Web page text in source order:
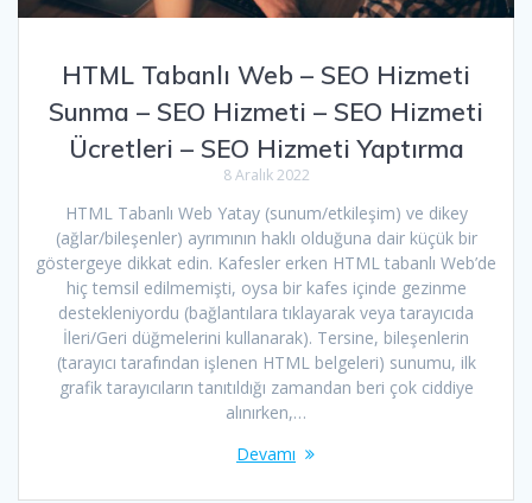
HTML Tabanlı Web – SEO Hizmeti
Sunma – SEO Hizmeti – SEO Hizmeti
Ücretleri – SEO Hizmeti Yaptırma
8 Aralık 2022
HTML Tabanlı Web Yatay (sunum/etkileşim) ve dikey
(ağlar/bileşenler) ayrımının haklı olduğuna dair küçük bir
göstergeye dikkat edin. Kafesler erken HTML tabanlı Web’de
hiç temsil edilmemişti, oysa bir kafes içinde gezinme
destekleniyordu (bağlantılara tıklayarak veya tarayıcıda
İleri/Geri düğmelerini kullanarak). Tersine, bileşenlerin
(tarayıcı tarafından işlenen HTML belgeleri) sunumu, ilk
grafik tarayıcıların tanıtıldığı zamandan beri çok ciddiye
alınırken,…
Devamı